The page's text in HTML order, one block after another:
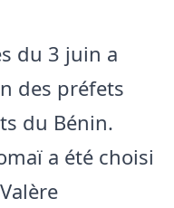
du 3 juin a
des préfets
du Bénin.
a été choisi